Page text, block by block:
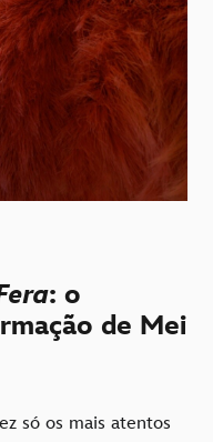
: o
de Mei
só os mais atentos